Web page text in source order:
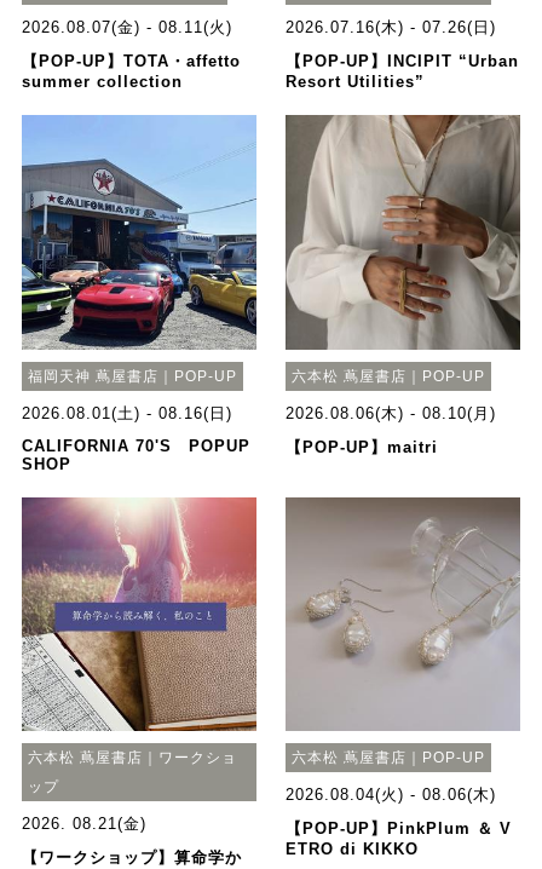
2026.08.07(金) - 08.11(火)
【POP-UP】TOTA・affetto
summer collection
2026.07.16(木) - 07.26(日)
【POP-UP】INCIPIT “Urban
Resort Utilities”
福岡天神 蔦屋書店｜POP-UP
2026.08.01(土) - 08.16(日)
CALIFORNIA 70'S POPUP
SHOP
六本松 蔦屋書店｜POP-UP
2026.08.06(木) - 08.10(月)
【POP-UP】maitri
六本松 蔦屋書店｜ワークショ
ップ
2026. 08.21(金)
【ワークショップ】算命学か
六本松 蔦屋書店｜POP-UP
2026.08.04(火) - 08.06(木)
【POP-UP】PinkPlum ＆ V
ETRO di KIKKO